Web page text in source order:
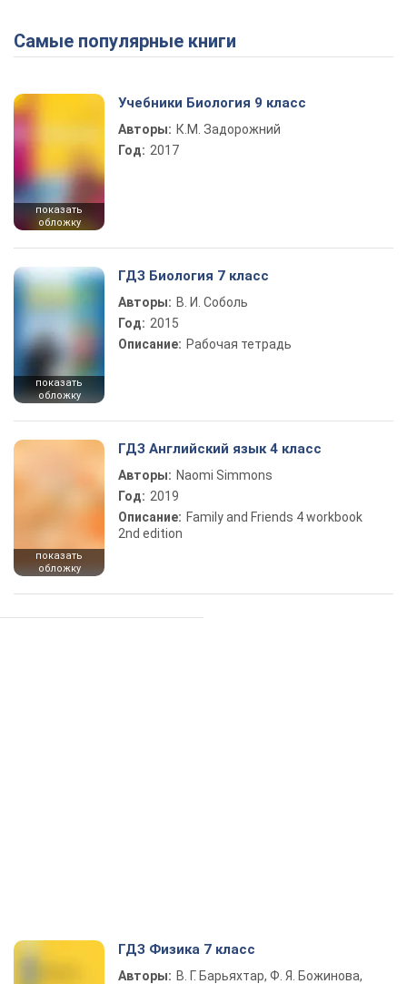
Самые популярные книги
показать
обложку
Учебники Биология 9 класс
Авторы: К.М. Задорожний
Год: 2017
показать
обложку
ГДЗ Биология 7 класс
Авторы: В. И. Соболь
Год: 2015
Описание: Рабочая тетрадь
показать
обложку
ГДЗ Английский язык 4 класс
Авторы: Naomi Simmons
Год: 2019
Описание: Family and Friends 4 workbook
2nd edition
ГДЗ Физика 7 класс
Авторы: В. Г. Барьяхтар, Ф. Я. Божинова,